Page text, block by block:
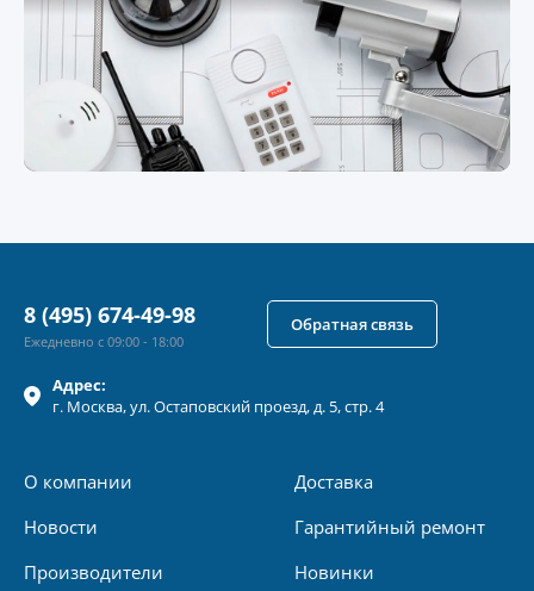
Адрес:
г. Москва, ул.Остаповский проезд, д. 5, стр. 4
О компании
Новости
Производители
Доставка
Гарантийный ремонт
Новинки
8 (495) 674-49-98
Ежедневно с 09:00 - 18:00
Обратная связь